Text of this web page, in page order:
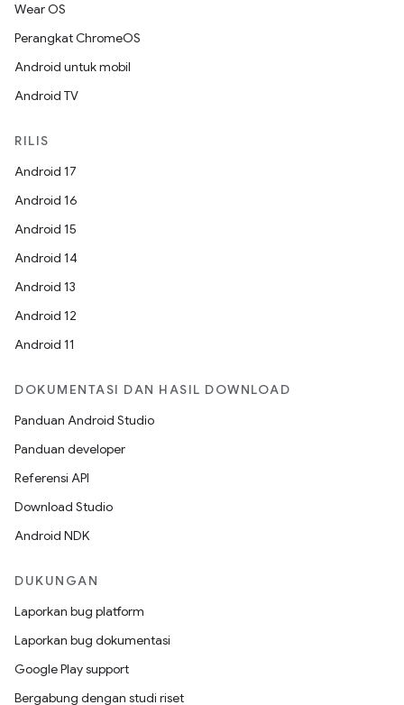
Wear OS
Perangkat ChromeOS
Android untuk mobil
Android TV
RILIS
Android 17
Android 16
Android 15
Android 14
Android 13
Android 12
Android 11
DOKUMENTASI DAN HASIL DOWNLOAD
Panduan Android Studio
Panduan developer
Referensi API
Download Studio
Android NDK
DUKUNGAN
Laporkan bug platform
Laporkan bug dokumentasi
Google Play support
Bergabung dengan studi riset